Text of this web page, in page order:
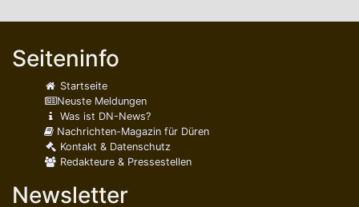
Seiteninfo
Startseite
Neuste Meldungen
Was ist DN-News?
Nachrichten-Magazin für Düren
Kontakt & Datenschutz
Redakteure & Pressestellen
Newsletter